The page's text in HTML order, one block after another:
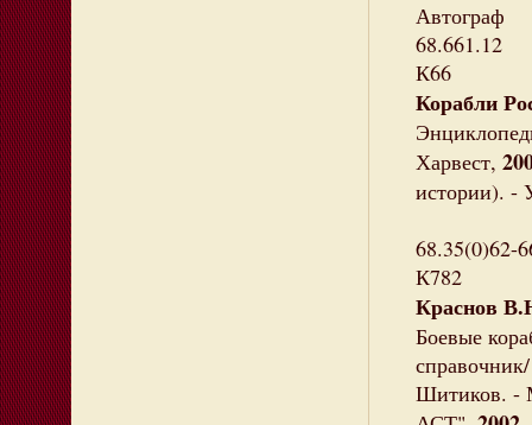
Автограф
68.661.12
К66
Корабли
Харвест,
истории). -
68.35(0)62-
К782
Краснов
Боевые
Шитиков. -